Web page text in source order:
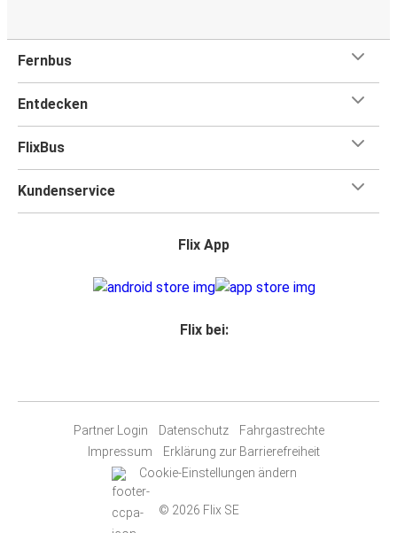
Fernbus
Entdecken
FlixBus
Kundenservice
Flix App
Flix bei:
Partner Login Datenschutz
Fahrgastrechte
Impressum
Erklärung zur Barrierefreiheit
Cookie-Einstellungen ändern
© 2026 Flix SE